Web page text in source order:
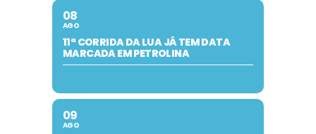
08
AGO
11ª CORRIDA DA LUA JÁ TEM DATA
MARCADA EM PETROLINA
09
AGO